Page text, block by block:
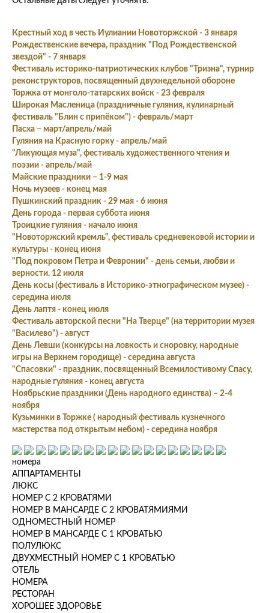
Крестный ход в честь Иулиании Новоторжской - 3 января
Рождественские вечера, праздник "Под Рождественской
звездой" - 7 января
Фестиваль историко-патриотических клубов "Тризна", турнир
реконструкторов, посвященный двухнедельной обороне
Торжка от монголо-татарских войск - 23 февраля
Широкая Масленица (праздничные гуляния, кулинарный
фестиваль "Блин с припёком") - февраль/март
Пасха − март/апрель/май
Гуляния на Красную горку - апрель/май
"Ликующая муза", фестиваль художественного чтения и
поэзии - апрель/май
Майские праздники − 1-9 мая
Ночь музеев - конец мая
Пушкинский праздник - 29 мая - 6 июня
День города - первая суббота июня
Троицкие гуляния - начало июня
"Новоторжский кремль", фестиваль средневековой истории и
культуры - конец июня
"Под покровом Петра и Февронии" - день семьи, любви и
верности. 12 июля
День косы (фестиваль в Историко-этнографическом музее) -
середина июля
День лаптя - конец июля
Фестиваль авторской песни "На Тверце" (на территории музея
"Василево") - август
День Левши (конкурсы на ловкость и сноровку, народные
игры на Верхнем городище) - середина августа
"Спасовки" - праздник, посвященный Всемилостивому Спасу,
народные гуляния - конец августа
Ноябрьские праздники (День народного единства) – 2-4
ноября
Кузьминки в Торжке ( народный фестиваль кузнечного
мастерства под открытым небом) - середина ноября
номера
АППАРТАМЕНТЫ
ЛЮКС
НОМЕР С 2 КРОВАТЯМИ
НОМЕР В МАНСАРДЕ С 2 КРОВАТЯМИЯМИ
ОДНОМЕСТНЫЙ НОМЕР
НОМЕР В МАНСАРДЕ С 1 КРОВАТЬЮ
ПОЛУЛЮКС
ДВУХМЕСТНЫЙ НОМЕР С 1 КРОВАТЬЮ
ОТЕЛЬ
НОМЕРА
РЕСТОРАН
ХОРОШЕЕ ЗДОРОВЬЕ